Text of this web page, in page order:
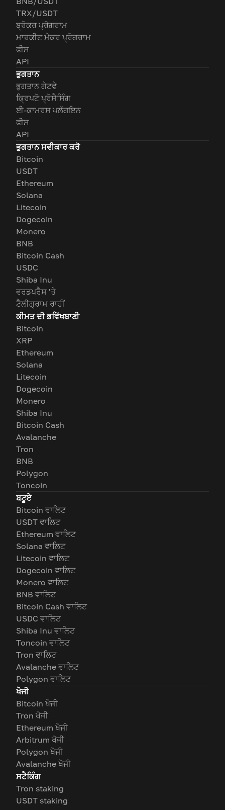
TRX/USDT
ਬ੍ਰੋਕਰ ਪ੍ਰੋਗਰਾਮ
ਮਾਰਕੀਟ ਮੇਕਰ ਪ੍ਰੋਗਰਾਮ
ਫੀਸ
API
ਭੁਗਤਾਨ
ਭੁਗਤਾਨ ਗੇਟਵੇ
ਕ੍ਰਿਪਟੋ ਪ੍ਰੋਸੈਸਿੰਗ
ਈ-ਕਾਮਰਸ ਪਲੱਗਇਨ
ਫੀਸ
API
ਭੁਗਤਾਨ ਸਵੀਕਾਰ ਕਰੋ
Bitcoin
USDT
Ethereum
Solana
Litecoin
Dogecoin
Monero
BNB
Bitcoin Cash
USDC
Shiba Inu
ਵਰਡਪਰੈਸ 'ਤੇ
ਟੈਲੀਗ੍ਰਾਮ ਰਾਹੀਂ
ਕੀਮਤ ਦੀ ਭਵਿੱਖਬਾਣੀ
Bitcoin
XRP
Ethereum
Solana
Litecoin
Dogecoin
Monero
Shiba Inu
Bitcoin Cash
Avalanche
Tron
BNB
Polygon
Toncoin
ਬਟੂਏ
Bitcoin ਵਾਲਿਟ
USDT ਵਾਲਿਟ
Ethereum ਵਾਲਿਟ
Solana ਵਾਲਿਟ
Litecoin ਵਾਲਿਟ
Dogecoin ਵਾਲਿਟ
Monero ਵਾਲਿਟ
BNB ਵਾਲਿਟ
Bitcoin Cash ਵਾਲਿਟ
USDC ਵਾਲਿਟ
Shiba Inu ਵਾਲਿਟ
Toncoin ਵਾਲਿਟ
Tron ਵਾਲਿਟ
Avalanche ਵਾਲਿਟ
Polygon ਵਾਲਿਟ
ਖੋਜੀ
Bitcoin ਖੋਜੀ
Tron ਖੋਜੀ
Ethereum ਖੋਜੀ
Arbitrum ਖੋਜੀ
Polygon ਖੋਜੀ
Avalanche ਖੋਜੀ
ਸਟੈਕਿੰਗ
Tron staking
USDT staking